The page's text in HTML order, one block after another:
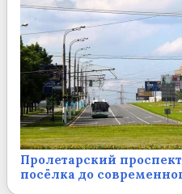
Пролетарский
посёлка до